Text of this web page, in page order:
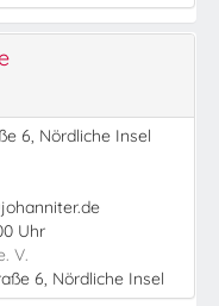
6, Nördliche Insel
Uhr
V.
6, Nördliche Insel